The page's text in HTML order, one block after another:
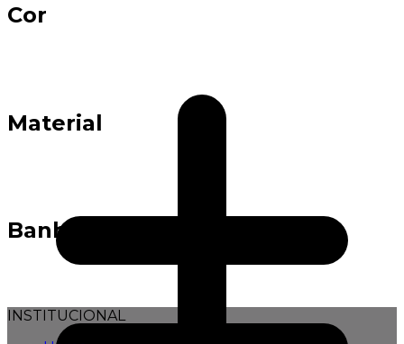
Cor
Material
Banho
INSTITUCIONAL